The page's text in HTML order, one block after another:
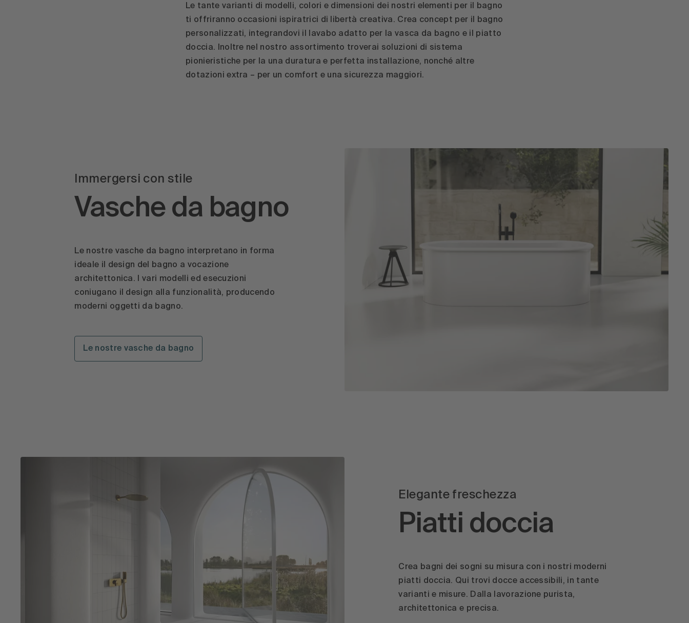
Le tante varianti di modelli, colori e dimensioni dei nostri elementi per il bagno
ti offriranno occasioni ispiratrici di libertà creativa. Crea concept per il bagno
personalizzati, integrandovi il lavabo adatto per la vasca da bagno e il piatto
doccia. Inoltre nel nostro assortimento troverai soluzioni di sistema
pionieristiche per la una duratura e perfetta installazione, nonché altre
dotazioni extra – per un comfort e una sicurezza maggiori.
Immergersi con stile
Vasche da bagno
Le nostre vasche da bagno interpretano in forma
ideale il design del bagno a vocazione
architettonica. I vari modelli ed esecuzioni
coniugano il design alla funzionalità, producendo
moderni oggetti da bagno.
Le nostre vasche da bagno
Elegante freschezza
Piatti doccia
Crea bagni dei sogni su misura con i nostri moderni
piatti doccia. Qui trovi docce accessibili, in tante
varianti e misure. Dalla lavorazione purista,
architettonica e precisa.